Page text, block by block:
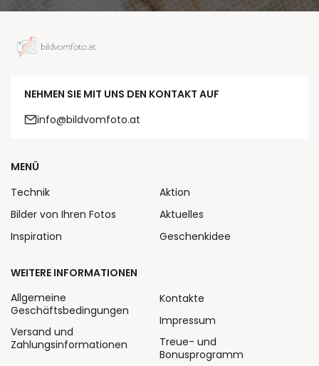
NEHMEN SIE MIT UNS DEN KONTAKT AUF
info@bildvomfoto.at
MENÜ
Technik
Bilder von Ihren Fotos
Inspiration
Aktion
Aktuelles
Geschenkidee
WEITERE INFORMATIONEN
Allgemeine
Geschäftsbedingungen
Versand und
Zahlungsinformationen
Kontakte
Impressum
Treue- und
Bonusprogramm